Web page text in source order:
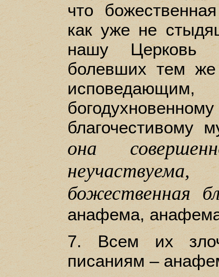
что
как уже не
нашу Церковь
болевших тем
благочестивому
она
божественная
анафема,
7. Всем их
писаниям –